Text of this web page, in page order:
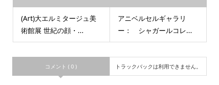
(Art)大エルミタージュ美
術館展 世紀の顔・...
アニベルセルギャラリ
ー： シャガールコレ...
コメント ( 0 ) トラックバックは利用できません。